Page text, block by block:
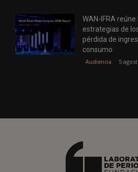
WAN-IFRA
estrategias de
pérdida de
consumo
Audiencia 5